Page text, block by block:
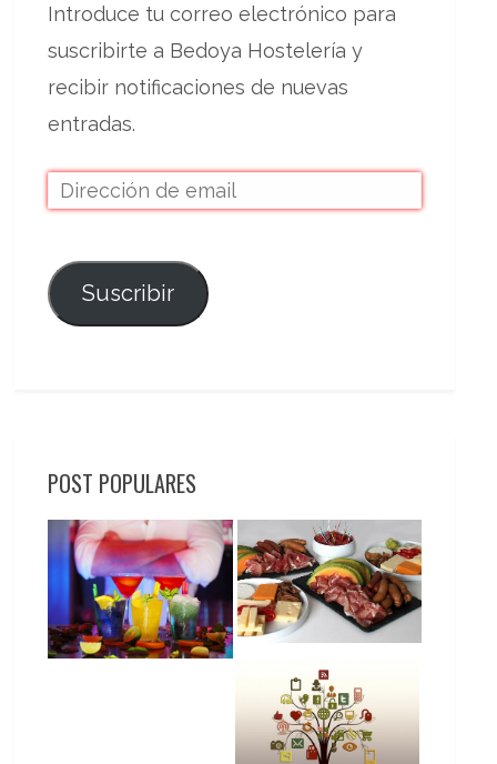
Introduce tu correo electrónico para
suscribirte a Bedoya Hostelería y
recibir notificaciones de nuevas
entradas.
Suscribir
POST POPULARES